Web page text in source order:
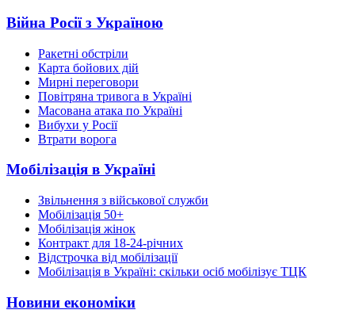
Війна Росії з Україною
Ракетні обстріли
Карта бойових дій
Мирні переговори
Повітряна тривога в Україні
Масована атака по Україні
Вибухи у Росії
Втрати ворога
Мобілізація в Україні
Звільнення з військової служби
Мобілізація 50+
Мобілізація жінок
Контракт для 18-24-річних
Відстрочка від мобілізації
Мобілізація в Україні: скільки осіб мобілізує ТЦК
Новини економіки